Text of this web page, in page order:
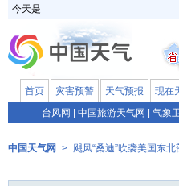
今天是
首页 灾害预警 天气预报 现在
台风网
中国旅游天气网 气象
中国天气网 > 飓风“桑迪”吹袭美国东北